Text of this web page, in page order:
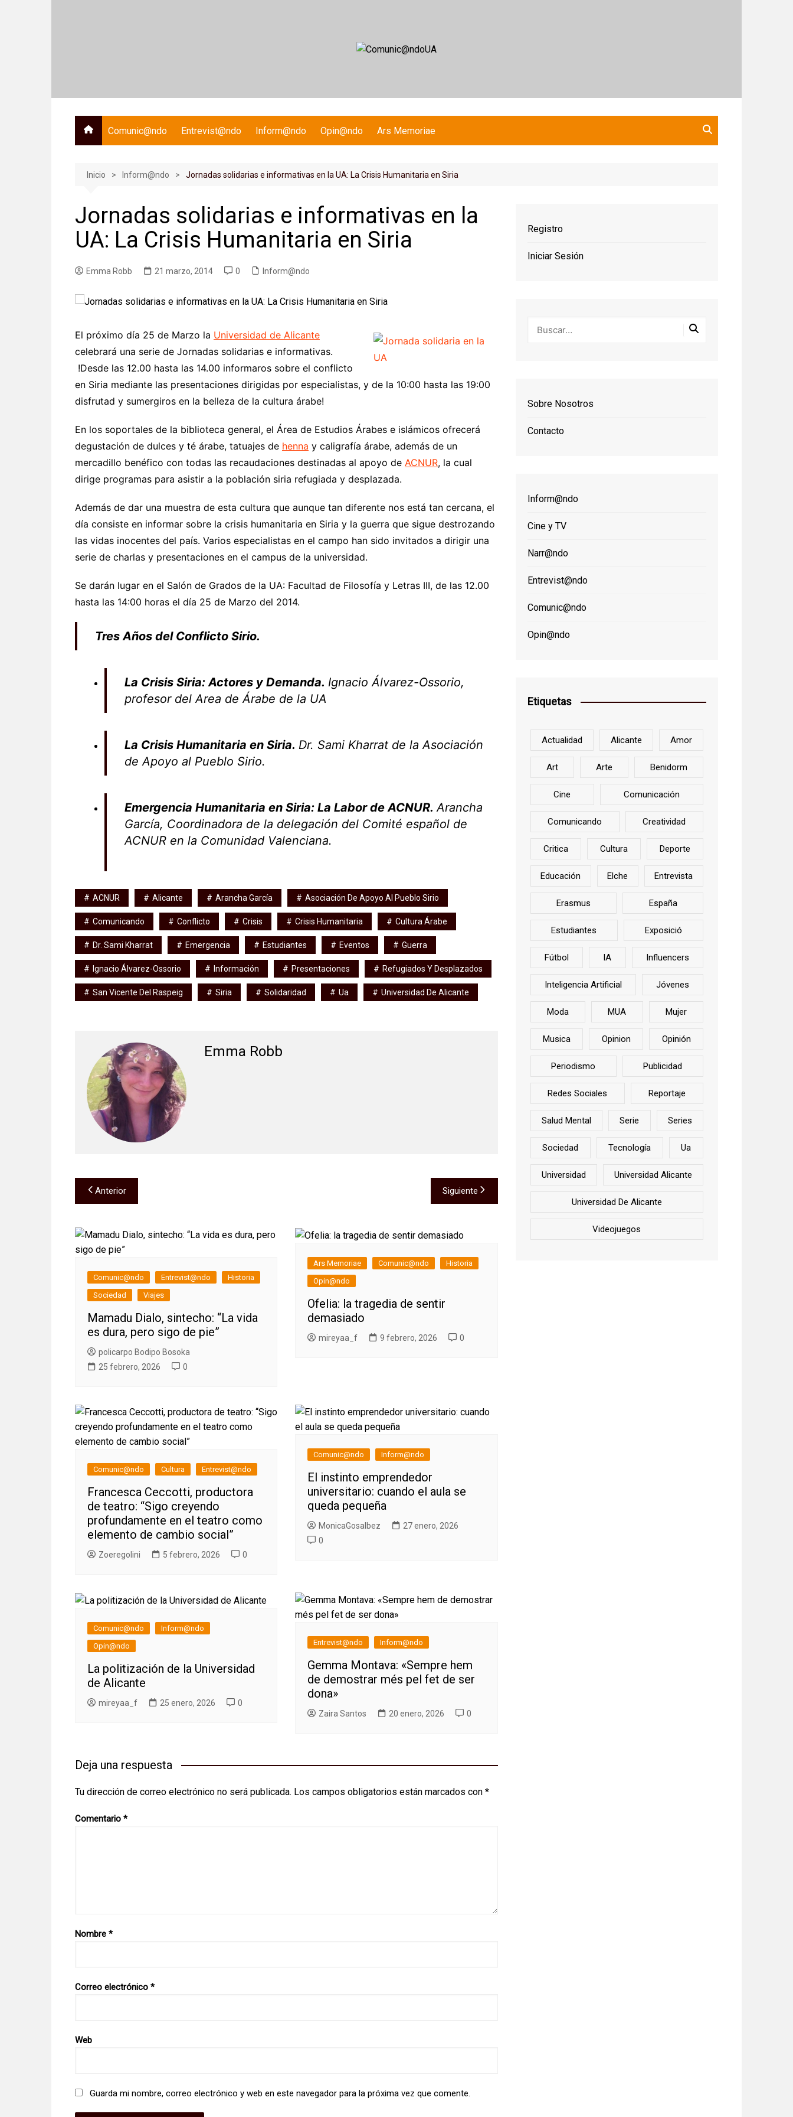
Comunic@ndo Entrevist@ndo Inform@ndo Opin@ndo Ars Memoriae
Inicio Inform@ndo Jornadas solidarias e informativas en la UA: La Crisis Humanitaria en Siria
Jornadas solidarias e informativas en la
UA: La Crisis Humanitaria en Siria
Emma Robb 21 marzo, 2014 0 Inform@ndo
El próximo día 25 de Marzo la Universidad de Alicante
celebrará una serie de Jornadas solidarias e informativas.
!Desde las 12.00 hasta las 14.00 informaros sobre el conflicto
en Siria mediante las presentaciones dirigidas por especialistas, y de la 10:00 hasta las 19:00
disfrutad y sumergiros en la belleza de la cultura árabe!
En los soportales de la biblioteca general, el Área de Estudios Árabes e islámicos ofrecerá
degustación de dulces y té árabe, tatuajes de henna y caligrafía árabe, además de un
mercadillo benéfico con todas las recaudaciones destinadas al apoyo de ACNUR, la cual
dirige programas para asistir a la población siria refugiada y desplazada.
Además de dar una muestra de esta cultura que aunque tan diferente nos está tan cercana, el
día consiste en informar sobre la crisis humanitaria en Siria y la guerra que sigue destrozando
las vidas inocentes del país. Varios especialistas en el campo han sido invitados a dirigir una
serie de charlas y presentaciones en el campus de la universidad.
Se darán lugar en el Salón de Grados de la UA: Facultad de Filosofía y Letras III, de las 12.00
hasta las 14:00 horas el día 25 de Marzo del 2014.
Tres Años del Conflicto Sirio.
La Crisis Siria: Actores y Demanda. Ignacio Álvarez-Ossorio,
profesor del Area de Árabe de la UA
La Crisis Humanitaria en Siria. Dr. Sami Kharrat de la Asociación
de Apoyo al Pueblo Sirio.
Emergencia Humanitaria en Siria: La Labor de ACNUR. Arancha
García, Coordinadora de la delegación del Comité español de
ACNUR en la Comunidad Valenciana.
ACNUR Alicante Arancha García Asociación De Apoyo Al Pueblo Sirio
Comunicando Conflicto Crisis Crisis Humanitaria Cultura Árabe
Dr. Sami Kharrat Emergencia Estudiantes Eventos Guerra
Ignacio Álvarez-Ossorio Información Presentaciones Refugiados Y Desplazados
San Vicente Del Raspeig Siria Solidaridad Ua Universidad De Alicante
Emma Robb
Navegación
de
entradas
Anterior Siguiente
Comunic@ndo Entrevist@ndo
Historia
Sociedad
Viajes
Mamadu Dialo, sintecho: “La vida
es dura, pero sigo de pie”
policarpo Bodipo Bosoka
25 febrero, 2026
0
Ars Memoriae Comunic@ndo
Historia
Opin@ndo
Ofelia: la tragedia de sentir
demasiado
mireyaa_f 9 febrero, 2026 0
Comunic@ndo Cultura Entrevist@ndo
Francesca Ceccotti, productora
de teatro: “Sigo creyendo
profundamente en el teatro como
elemento de cambio social”
Zoeregolini 5 febrero, 2026 0
Comunic@ndo Inform@ndo
El instinto emprendedor
universitario: cuando el aula se
queda pequeña
MonicaGosalbez
27 enero, 2026
0
Comunic@ndo
Inform@ndo
Opin@ndo
La politización de la Universidad
de Alicante
mireyaa_f 25 enero, 2026 0
Entrevist@ndo Inform@ndo
Gemma Montava: «Sempre hem
de demostrar més pel fet de ser
dona»
Zaira Santos 20 enero, 2026 0
Deja una respuesta
Tu dirección de correo electrónico no será publicada. Los campos obligatorios están marcados con *
Comentario *
Nombre *
Correo electrónico *
Web
Guarda mi nombre, correo electrónico y web en este navegador para la próxima vez que comente.
Registro
Iniciar Sesión
Sobre Nosotros
Contacto
Inform@ndo
Cine y TV
Narr@ndo
Entrevist@ndo
Comunic@ndo
Opin@ndo
Etiquetas
Actualidad Alicante Amor
Art Arte Benidorm
Cine Comunicación
Comunicando Creatividad
Critica Cultura Deporte
Educación Elche Entrevista
Erasmus España
Estudiantes Exposició
Fútbol IA Influencers
Inteligencia Artificial Jóvenes
Moda MUA Mujer
Musica Opinion Opinión
Periodismo Publicidad
Redes Sociales Reportaje
Salud Mental Serie Series
Sociedad Tecnología Ua
Universidad Universidad Alicante
Universidad De Alicante
Videojuegos